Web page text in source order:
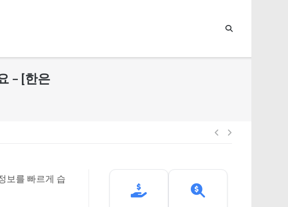
– [한은
글
보를 빠르게 습